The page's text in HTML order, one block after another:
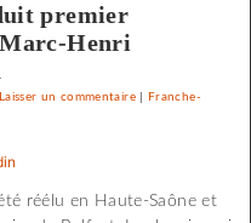
premier
Marc-Henri
Laisser un commentaireon
état
| Franche-
réélu en Haute-Saône et